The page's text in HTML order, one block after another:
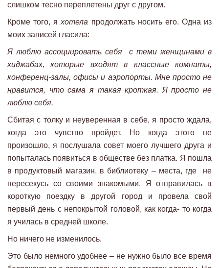
слишком тесно переплетены друг с другом.
Кроме того, я хотела продолжать носить его. Одна из
моих записей гласила:
Я люблю ассоциировать себя с теми женщинами в
хиджабах, которые входят в классныекомнаты,
конференц-залы, офисы и аэропорты. Мне просто не
нравится, что сама я такая кроткая. Я просто не
люблю себя.
Сбитая с толку и неуверенная в себе, я просто ждала,
когда это чувство пройдет. Но когда этого не
произошло, я послушала совет моего лучшего друга и
попыталась появиться в обществе без платка. Я пошла
в продуктовый магазин, в библиотеку – места, где не
пересекусь со своими знакомыми. Я отправилась в
короткую поездку в другой город и провела свой
первый день с непокрытой головой, как когда- то когда
я училась в средней школе.
Но ничего не изменилось.
Это было немного удобнее – не нужно было все время